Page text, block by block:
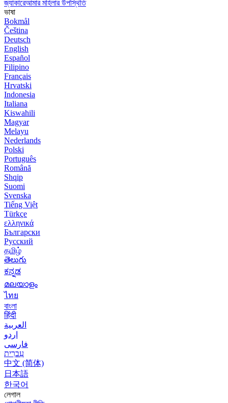
জ্যাকারেআমার মহিলার উপস্থিতি
ভাষা
Bokmål
Čeština
Deutsch
English
Español
Filipino
Français
Hrvatski
Indonesia
Italiana
Kiswahili
Magyar
Melayu
Nederlands
Polski
Português
Română
Shqip
Suomi
Svenska
Tiếng Việt
Türkçe
ελληνικά
Български
Русский
தமிழ்
తెలుగు
ಕನ್ನಡ
മലയാളം
ไทย
বাংলা
हिंदी
العربية
اردو
فارسی
עִברִית
中文 (简体)
日本語
한국어
লেগাল